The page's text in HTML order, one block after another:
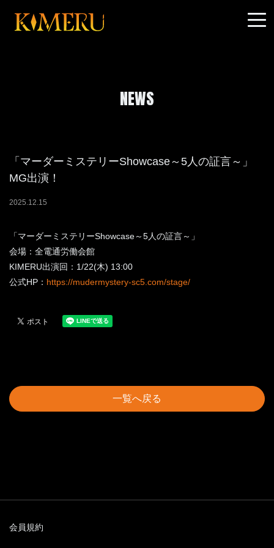
NEWS
「マーダーミステリーShowcase～5人の証言～」
MG出演！
2025.12.15
「マーダーミステリーShowcase～5人の証言～」
会場：全電通労働会館
KIMERU出演回：1/22(木) 13:00
公式HP： https://mudermystery-sc5.com/stage/
一覧へ戻る
会員規約